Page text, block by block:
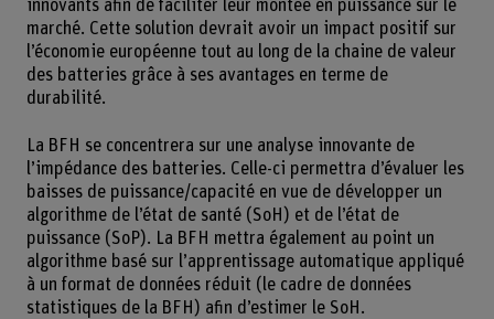
innovants afin de faciliter leur montée en puissance sur le
marché. Cette solution devrait avoir un impact positif sur
l’économie européenne tout au long de la chaine de valeur
des batteries grâce à ses avantages en terme de
durabilité.
La BFH se concentrera sur une analyse innovante de
l’impédance des batteries. Celle-ci permettra d’évaluer les
baisses de puissance/capacité en vue de développer un
algorithme de l’état de santé (SoH) et de l’état de
puissance (SoP). La BFH mettra également au point un
algorithme basé sur l’apprentissage automatique appliqué
à un format de données réduit (le cadre de données
statistiques de la BFH) afin d’estimer le SoH.